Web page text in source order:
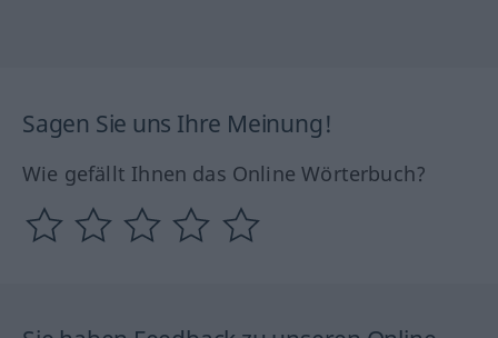
Sagen Sie uns Ihre Meinung!
Wie gefällt Ihnen das Online Wörterbuch?